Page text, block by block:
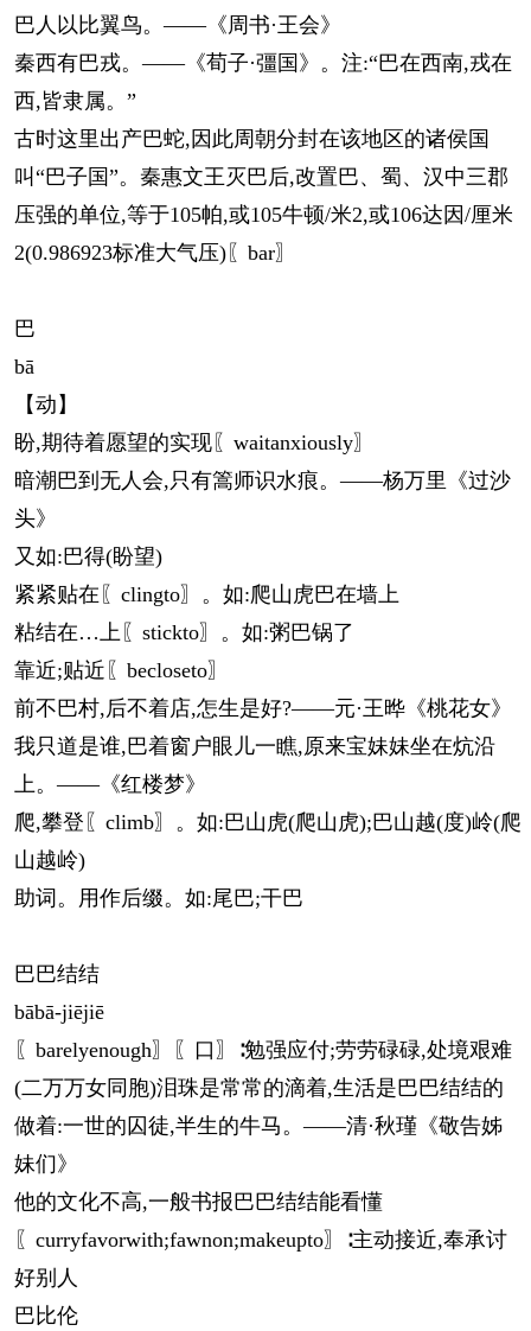
巴人以比翼鸟。——《周书·王会》
秦西有巴戎。——《荀子·彊国》。注:“巴在西南,戎在
西,皆隶属。”
古时这里出产巴蛇,因此周朝分封在该地区的诸侯国
叫“巴子国”。秦惠文王灭巴后,改置巴、蜀、汉中三郡
压强的单位,等于105帕,或105牛顿/米2,或106达因/厘米
2(0.986923标准大气压)〖bar〗
巴
bā
【动】
盼,期待着愿望的实现〖waitanxiously〗
暗潮巴到无人会,只有篙师识水痕。——杨万里《过沙
头》
又如:巴得(盼望)
紧紧贴在〖clingto〗。如:爬山虎巴在墙上
粘结在…上〖stickto〗。如:粥巴锅了
靠近;贴近〖becloseto〗
前不巴村,后不着店,怎生是好?——元·王晔《桃花女》
我只道是谁,巴着窗户眼儿一瞧,原来宝妹妹坐在炕沿
上。——《红楼梦》
爬,攀登〖climb〗。如:巴山虎(爬山虎);巴山越(度)岭(爬
山越岭)
助词。用作后缀。如:尾巴;干巴
巴巴结结
bābā-jiējiē
〖barelyenough〗〖口〗∶勉强应付;劳劳碌碌,处境艰难
(二万万女同胞)泪珠是常常的滴着,生活是巴巴结结的
做着:一世的囚徒,半生的牛马。——清·秋瑾《敬告姊
妹们》
他的文化不高,一般书报巴巴结结能看懂
〖curryfavorwith;fawnon;makeupto〗∶主动接近,奉承讨
好别人
巴比伦